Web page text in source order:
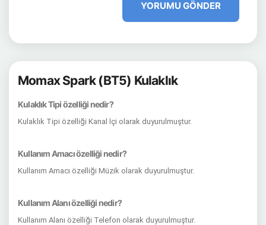
YORUMU GÖNDER
Momax Spark (BT5) Kulaklık
Kulaklık Tipi özelliği nedir?
Kulaklık Tipi özelliği Kanal İçi olarak duyurulmuştur.
Kullanım Amacı özelliği nedir?
Kullanım Amacı özelliği Müzik olarak duyurulmuştur.
Kullanım Alanı özelliği nedir?
Kullanım Alanı özelliği Telefon olarak duyurulmuştur.